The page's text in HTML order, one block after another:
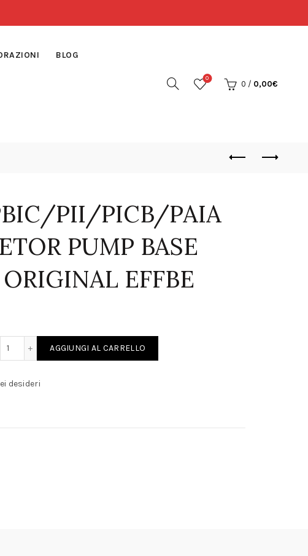
BLOG
0
0 / 0,00€
PII/PICB/PAIA
PUMP BASE
EFFBE
BASE GASKET ORIGINAL EFFBE quantity
AGGIUNGI AL CARRELLO
desideri